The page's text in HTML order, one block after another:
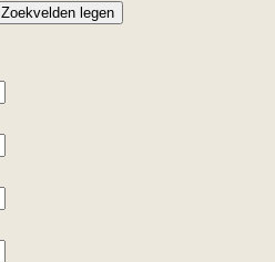
Zoekvelden legen